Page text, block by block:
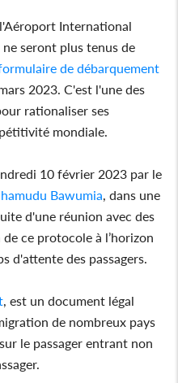
International
ne seront plus tenus de
de débarquement
2023. C'est l'une des
rationaliser ses
mondiale.
10 février 2023 par le
Bawumia , dans une
d'une réunion avec des
ce protocole à l’horizon
d'attente des passagers.
, est un document légal
de nombreux pays
le passager entrant non